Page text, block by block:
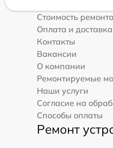
Стоимость ремонта
Оплата и доставка
Контакты
Вакансии
О компании
Ремонтируемые
Наши услуги
Согласие на
Способы оплаты
Ремонт